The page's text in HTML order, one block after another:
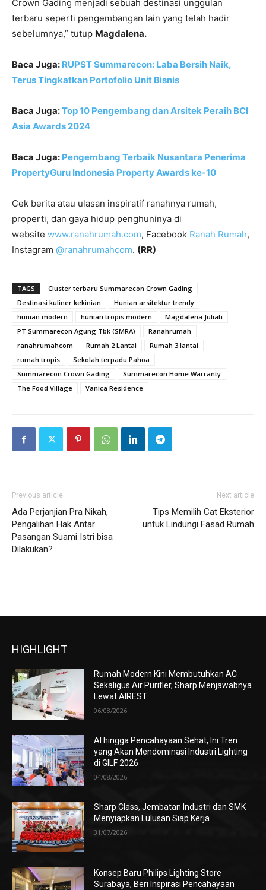
Crown Gading menjadi sebuah destinasi unggulan
terbaru seperti pengembangan lain yang telah hadir
sebelumnya,” tutup Magdalena.
Baca Juga: RUPST Summarecon: Laba Bersih Naik,
Terus Tingkatkan Portofolio Unit Bisnis
Baca Juga:Top 10 Pengembang dan Arsitek Peraih BCI
Asia Awards 2024
Baca Juga: Pengembang Terbaik Nusantara Penerima
PropertyGuru Indonesia Property Awards ke-10
Cek berita atau ulasan inspiratif ranahnya rumah,
properti, dan gaya hidup penghuninya di
website www.ranahrumah.com, Facebook Ranah Rumah,
Instagram @ranahrumahcom. (RR)
TAGS
Cluster terbaru Summarecon Crown Gading
Destinasi kuliner kekinian
Hunian arsitektur trendy
hunian modern
hunian tropis modern
Magdalena Juliati
PT Summarecon Agung Tbk (SMRA)
Ranahrumah
ranahrumahcom
Rumah 2 Lantai
Rumah 3 lantai
rumah tropis
Sekolah terpadu Pahoa
Summarecon Crown Gading
Summarecon Home Warranty
The Food Village
Vanica Residence
Previous article
Ada Perjanjian Pra Nikah,
Pengalihan Hak Antar
Pasangan Suami Istri bisa
Dilakukan?
Next article
Tips Memilih Cat Eksterior
untuk Lindungi Fasad Rumah
HIGHLIGHT
Rumah Modern Kini Membutuhkan AC
Sekaligus Air Purifier, Sharp Menjawabnya
Lewat AIREST
06/08/2026
AI hingga Pencahayaan Sehat, Ini Tren
yang Akan Mendominasi Industri Lighting
di GILF 2026
04/08/2026
Sharp Class, Jembatan Industri dan SMK
Menyiapkan Lulusan Siap Kerja
31/07/2026
Konsep Baru Philips Lighting Store
Surabaya, Beri Inspirasi Pencahayaan